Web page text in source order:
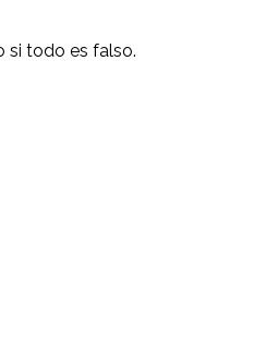
si todo es falso.